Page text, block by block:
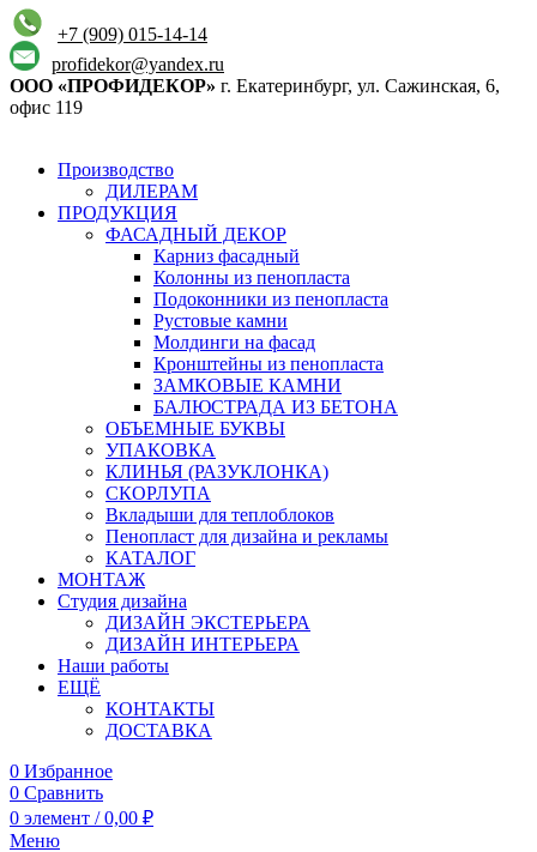
+7 (909) 015-14-14
profidekor@yandex.ru
ООО «ПРОФИДЕКОР» г. Екатеринбург, ул. Сажинская, 6,
офис 119
Производство
ДИЛЕРАМ
ПРОДУКЦИЯ
ФАСАДНЫЙ ДЕКОР
Карниз фасадный
Колонны из пенопласта
Подоконники из пенопласта
Рустовые камни
Молдинги на фасад
Кронштейны из пенопласта
ЗАМКОВЫЕ КАМНИ
БАЛЮСТРАДА ИЗ БЕТОНА
ОБЪЕМНЫЕ БУКВЫ
УПАКОВКА
КЛИНЬЯ (РАЗУКЛОНКА)
СКОРЛУПА
Вкладыши для теплоблоков
Пенопласт для дизайна и рекламы
КАТАЛОГ
МОНТАЖ
Студия дизайна
ДИЗАЙН ЭКСТЕРЬЕРА
ДИЗАЙН ИНТЕРЬЕРА
Наши работы
ЕЩЁ
КОНТАКТЫ
ДОСТАВКА
0 Избранное
0 Сравнить
0 элемент / 0,00 ₽
Меню